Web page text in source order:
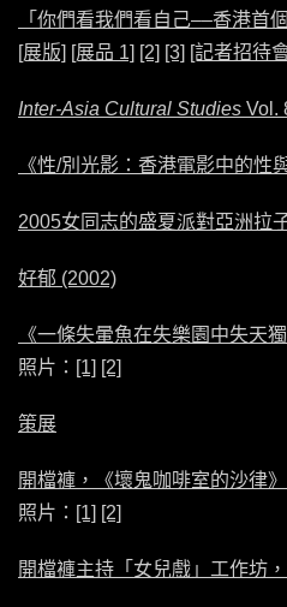
「你們看我們看自己––香港首
[展版] [展品 1] [2] [3] [記者招待
Inter-Asia Cultural Studies Vol.
《性/別光影：香港電影中的
2005女同志的盛夏派對亞洲拉
好郁 (2002)
《一條失暈魚在失樂園中失天
照片： [1] [2]
策展
開檔褲，《壞鬼咖啡室的沙律
照片： [1] [2]
開檔褲主持「女兒戲」工作坊